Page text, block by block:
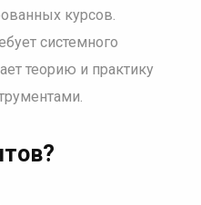
курсов.
системного
теорию и практику